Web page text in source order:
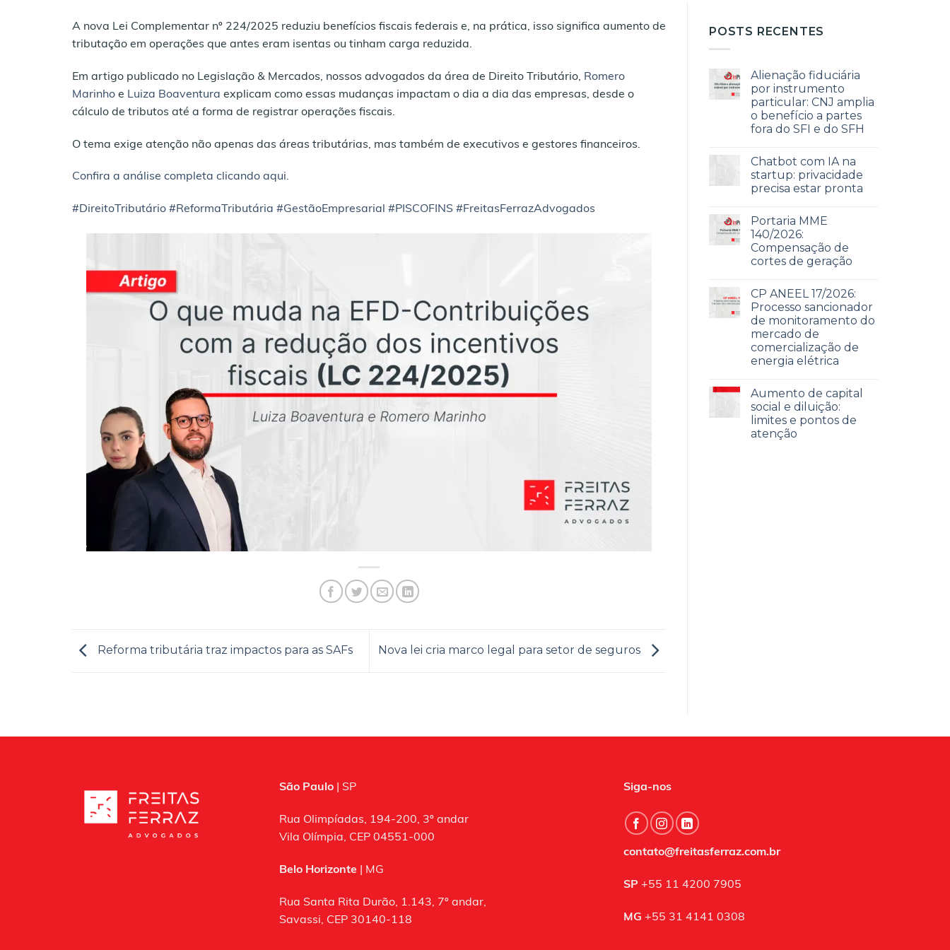
A nova Lei Complementar nº 224/2025 reduziu benefícios fiscais federais e, na prática, isso significa aumento de
tributação em operações que antes eram isentas ou tinham carga reduzida.
Em artigo publicado no Legislação & Mercados, nossos advogados da área de Direito Tributário, Romero
Marinho e Luiza Boaventura explicam como essas mudanças impactam o dia a dia das empresas, desde o
cálculo de tributos até a forma de registrar operações fiscais.
O tema exige atenção não apenas das áreas tributárias, mas também de executivos e gestores financeiros.
Confira a análise completa clicando aqui.
#DireitoTributário #ReformaTributária #GestãoEmpresarial #PISCOFINS #FreitasFerrazAdvogados
Reforma tributária traz impactos para as SAFs Nova lei cria marco legal para setor de seguros
POSTS RECENTES
Alienação fiduciária
por instrumento
particular: CNJ amplia
o benefício a partes
fora do SFI e do SFH
Chatbot com IA na
startup: privacidade
precisa estar pronta
Portaria MME
140/2026:
Compensação de
cortes de geração
CP ANEEL 17/2026:
Processo sancionador
de monitoramento do
mercado de
comercialização de
energia elétrica
Aumento de capital
social e diluição:
limites e pontos de
atenção
São Paulo| SP
Rua Olimpíadas, 194-200, 3º andar
Vila Olímpia, CEP 04551-000
Belo Horizonte | MG
Rua Santa Rita Durão, 1.143, 7º andar,
Savassi, CEP 30140-118
Siga-nos
contato@freitasferraz.com.br
SP +55 11 4200 7905
MG +55 31 4141 0308